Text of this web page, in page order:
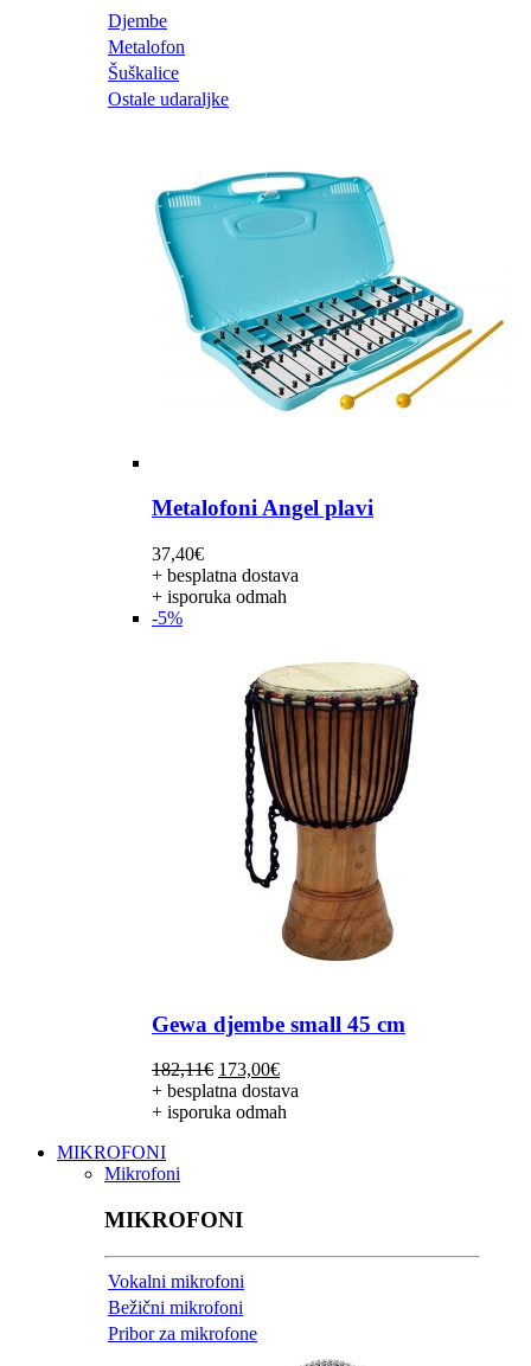
Djembe
Metalofon
Šuškalice
Ostale udaraljke
Metalofoni Angel plavi
37,40€
+ besplatna dostava
+ isporuka odmah
-5%
Gewa djembe small 45 cm
182,11€ Izvorna
cijena
bila
173,00€Trenutna
cijena
je:
+ besplatna dostava
+ isporuka odmah
MIKROFONI
Mikrofoni
MIKROFONI
Vokalni mikrofoni
Bežični mikrofoni
Pribor za mikrofone